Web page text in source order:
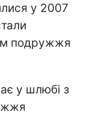
у 2007
подружжя
у шлюбі з